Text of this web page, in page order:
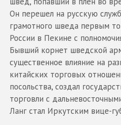
Он перешел на русскую
грамотного шведа первым
России в Пекине с
Бывший корнет шведской
существенное влияние на
китайских торговых
посольства, создал
торговли с
Ланг стал Иркутским вице-